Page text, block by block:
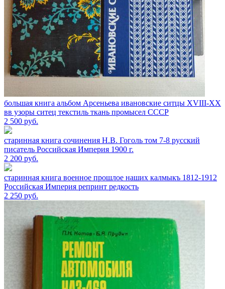
большая книга альбом Арсеньева ивановские ситцы XVIII-XX
вв узоры ситец текстиль ткань промысел СССР
2 500 руб.
старинная книга сочинения Н.В. Гоголь том 7-8 русский
писатель Российская Империя 1900 г.
2 200 руб.
старинная книга военное прошлое наших калмыкъ 1812-1912
Российская Империя репринт редкость
2 250 руб.